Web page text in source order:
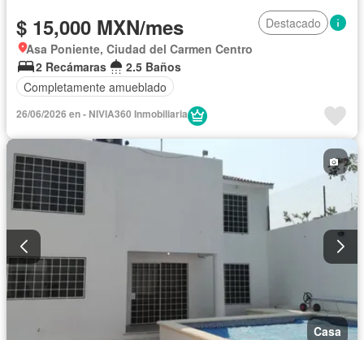
$ 15,000 MXN/mes
Destacado
Asa Poniente, Ciudad del Carmen Centro
2 Recámaras
2.5 Baños
Completamente amueblado
26/06/2026 en - NIVIA360 Inmobiliaria
Casa